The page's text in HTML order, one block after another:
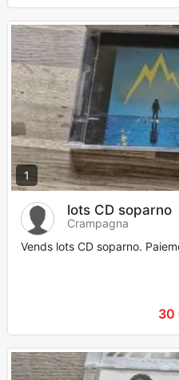
1
lots CD soparno
Crampagna
Vends lots CD soparno.
30